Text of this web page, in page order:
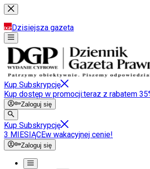
Dzisiejsza gazeta
Kup Subskrypcję
Kup dostęp w promocji:teraz z rabatem
Zaloguj się
Kup Subskrypcję
3 MIESIĄCEw wakacyjnej cenie!
Zaloguj się